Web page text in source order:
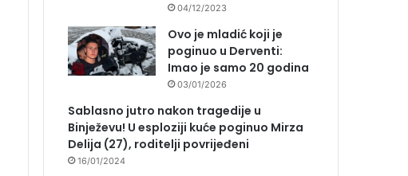
04/12/2023
Ovo je mladić koji je
poginuo u Derventi:
Imao je samo 20 godina
03/01/2026
Sablasno jutro nakon tragedije u
Binježevu! U esploziji kuće poginuo Mirza
Delija (27), roditelji povrijeđeni
16/01/2024